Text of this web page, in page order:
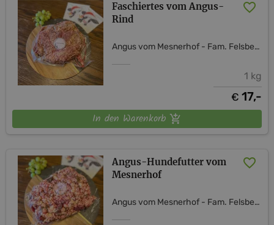
Faschiertes vom Angus-
Rind
Angus vom Mesnerhof - Fam. Felsberger
1 kg
€ 17,-
In den Warenkorb
Angus-Hundefutter vom
Mesnerhof
Angus vom Mesnerhof - Fam. Felsberger